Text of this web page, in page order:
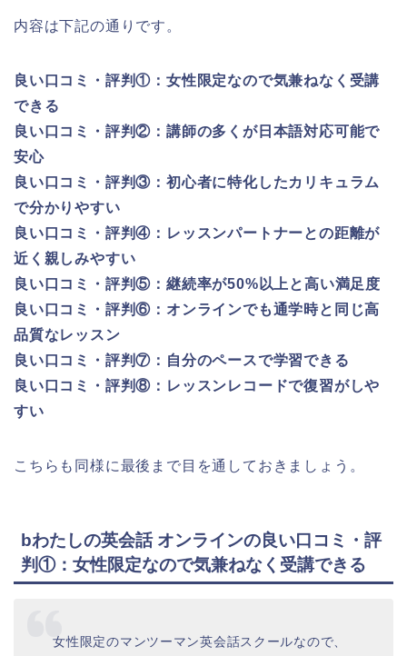
内容は下記の通りです。
良い口コミ・評判①：女性限定なので気兼ねなく受講
できる
良い口コミ・評判②：講師の多くが日本語対応可能で
安心
良い口コミ・評判③：初心者に特化したカリキュラム
で分かりやすい
良い口コミ・評判④：レッスンパートナーとの距離が
近く親しみやすい
良い口コミ・評判⑤：継続率が50%以上と高い満足度
良い口コミ・評判⑥：オンラインでも通学時と同じ高
品質なレッスン
良い口コミ・評判⑦：自分のペースで学習できる
良い口コミ・評判⑧：レッスンレコードで復習がしや
すい
こちらも同様に最後まで目を通しておきましょう。
bわたしの英会話 オンラインの良い口コミ・評
判①：女性限定なので気兼ねなく受講できる
女性限定のマンツーマン英会話スクールなので、